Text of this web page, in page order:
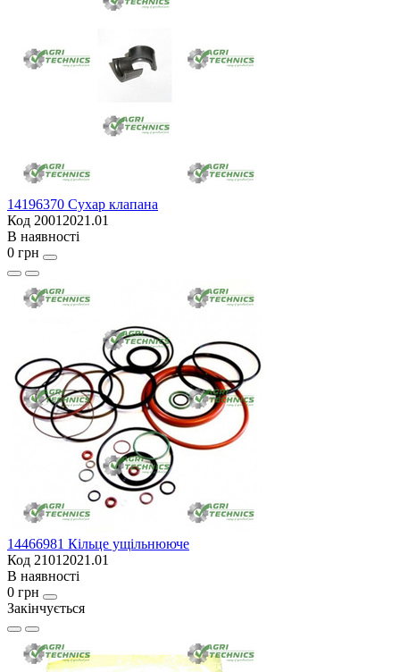
14196370 Сухар клапана
Код 20012021.01
В наявності
0 грн
14466981 Кільце ущільнююче
Код 21012021.01
В наявності
0 грн
Закінчується